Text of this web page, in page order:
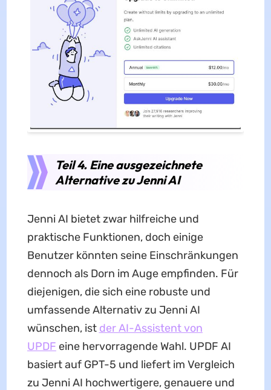
Teil 4. Eine ausgezeichnete
Alternative zu Jenni AI
Jenni AI bietet zwar hilfreiche und
praktische Funktionen, doch einige
Benutzer könnten seine Einschränkungen
dennoch als Dorn im Auge empfinden. Für
diejenigen, die sich eine robuste und
umfassende Alternativ zu Jenni AI
wünschen, ist der AI-Assistent von
UPDF eine hervorragende Wahl. UPDF AI
basiert auf GPT-5 und liefert im Vergleich
zu Jenni AI hochwertigere, genauere und